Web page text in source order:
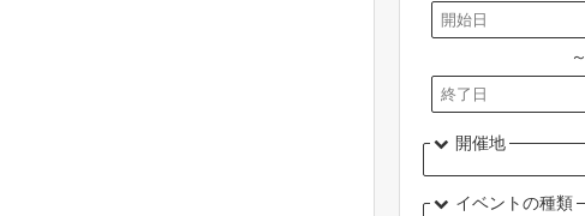
～
開催地
イベントの種類